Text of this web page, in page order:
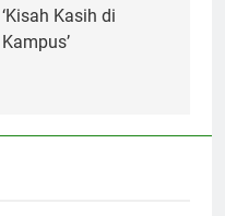
‘Kisah Kasih di
Kampus’